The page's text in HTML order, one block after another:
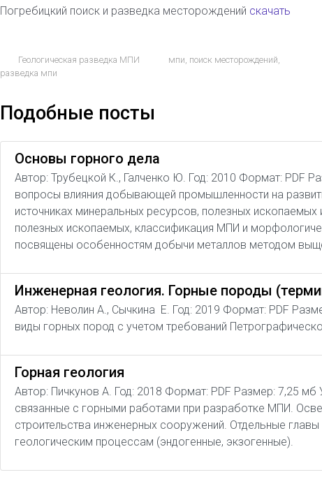
Погребицкий поиск и разведка месторождений скачать
Геологическая разведка МПИ мпи, поиск месторождений,
разведка мпи
Подобные посты
Основы горного дела
Автор: Трубецкой К., Галченко Ю. Год: 2010 Формат: PDF
вопросы влияния добывающей промышленности на
источниках минеральных ресурсов, полезных
полезных ископаемых, классификация МПИ и
посвящены особенностям добычи металлов методом
Инженерная геология. Горные породы
Автор: Неволин А., Сычкина Е. Год: 2019 Формат: PDF
виды горных пород с учетом требований
Горная геология
Автор: Пичкунов А. Год: 2018 Формат: PDF Размер: 7,25
связанные с горными работами при разработке МПИ.
строительства инженерных сооружений. Отдельные
геологическим процессам (эндогенные, экзогенные).